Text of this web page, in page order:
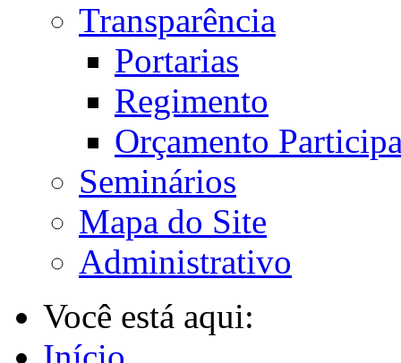
Transparência
Portarias
Regimento
Orçamento
Seminários
Mapa do Site
Administrativo
Você está aqui: